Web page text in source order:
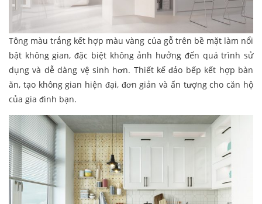
Tông màu trắng kết hợp màu vàng của gỗ trên bề mặt làm nổi
bật không gian, đặc biệt không ảnh hưởng đến quá trình sử
dụng và dễ dàng vệ sinh hơn. Thiết kế đảo bếp kết hợp bàn
ăn, tạo không gian hiện đại, đơn giản và ấn tượng cho căn hộ
của gia đình bạn.